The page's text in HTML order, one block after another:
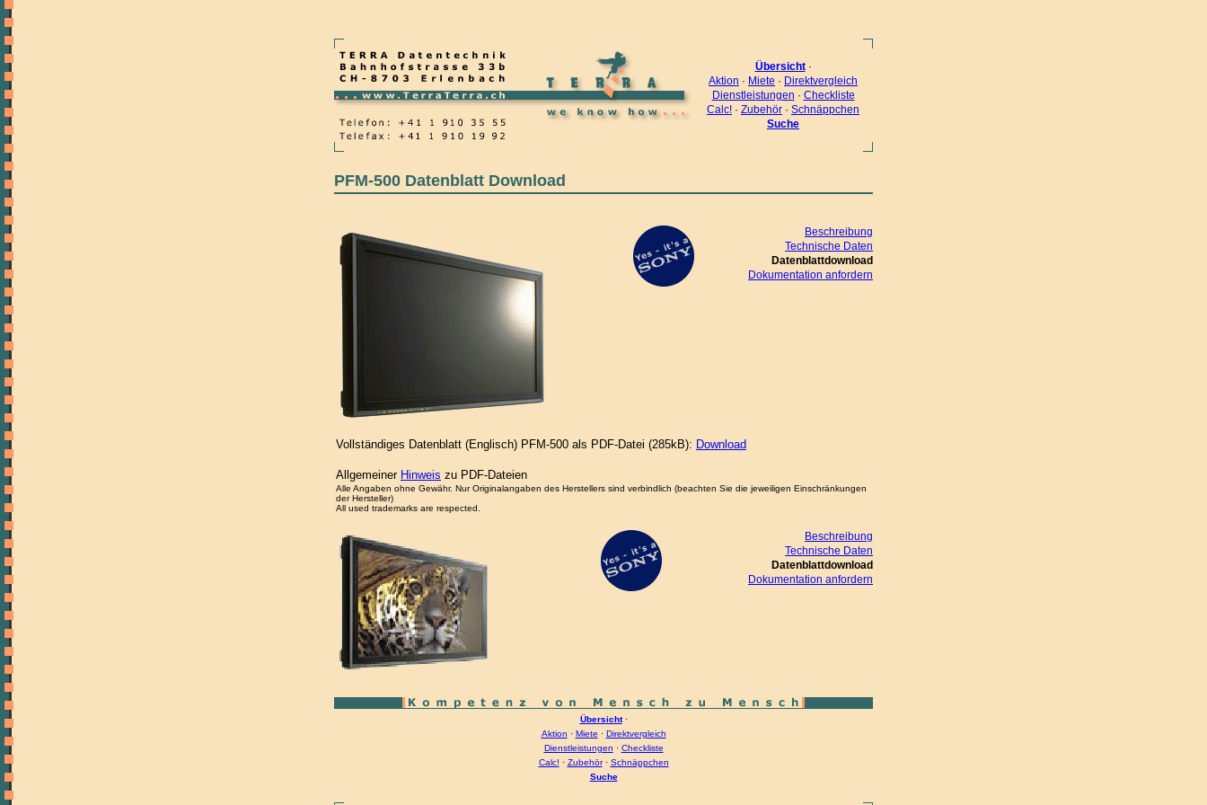
Übersicht·
Aktion · Miete · Direktvergleich
Dienstleistungen · Checkliste
Calc! · Zubehör · Schnäppchen
Suche
PFM-500 Datenblatt Download
Beschreibung
Technische Daten
Datenblattdownload
Dokumentation anfordern
Vollständiges Datenblatt (Englisch) PFM-500 als PDF-Datei (285kB): Download
Allgemeiner Hinweis zu PDF-Dateien
Alle Angaben ohne Gewähr. Nur Originalangaben des Herstellers sind verbindlich (beachten Sie die jeweiligen Einschränkungen
der Hersteller)
All used trademarks are respected.
Beschreibung
Technische Daten
Datenblattdownload
Dokumentation anfordern
Übersicht·
Aktion · Miete · Direktvergleich
Dienstleistungen · Checkliste
Calc! · Zubehör· Schnäppchen
Suche